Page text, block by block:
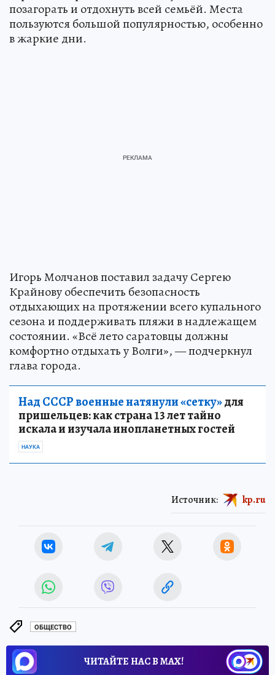
позагорать и отдохнуть всей семьёй. Места
пользуются большой популярностью, особенно
в жаркие дни.
Игорь Молчанов поставил задачу Сергею
Крайнову обеспечить безопасность
отдыхающих на протяжении всего купального
сезона и поддерживать пляжи в надлежащем
состоянии. «Всё лето саратовцы должны
комфортно отдыхать у Волги», — подчеркнул
глава города.
Над СССР военные натянули «сетку»для
пришельцев: как страна 13 лет тайно
искала и изучала инопланетных гостей
НАУКА
Источник: kp.ru
ОБЩЕСТВО
ЧИТАЙТЕ НАС В МАХ!